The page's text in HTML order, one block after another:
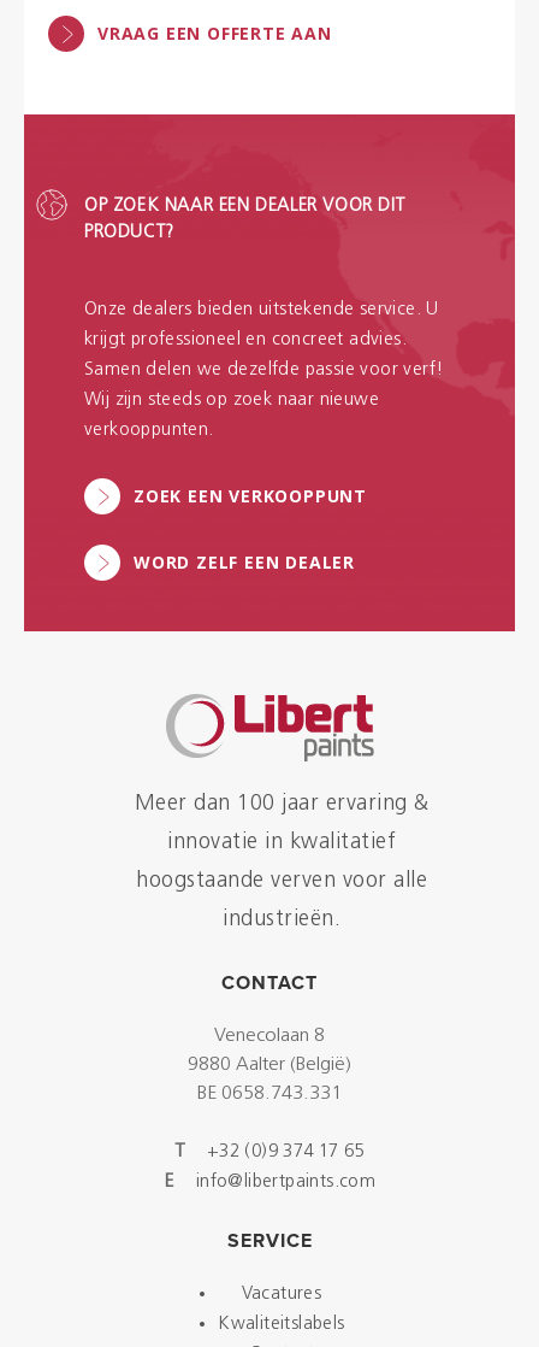
VRAAG EEN OFFERTE AAN
OP ZOEK NAAR EEN DEALER VOOR DIT
PRODUCT?
Onze dealers bieden uitstekende service. U
krijgt professioneel en concreet advies.
Samen delen we dezelfde passie voor verf!
Wij zijn steeds op zoek naar nieuwe
verkooppunten.
ZOEK EEN VERKOOPPUNT
WORD ZELF EEN DEALER
Meer dan 100 jaar ervaring &
innovatie in kwalitatief
hoogstaande verven voor alle
industrieën.
CONTACT
Venecolaan 8
9880 Aalter (België)
BE 0658.743.331
+32 (0)9 374 17 65
E info@libertpaints.com
SERVICE
Vacatures
Kwaliteitslabels